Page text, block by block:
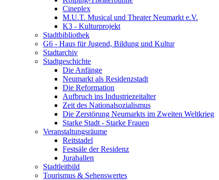
Cineplex
M.U.T. Musical und Theater Neumarkt e.V.
K3 - Kulturprojekt
Stadtbibliothek
G6 - Haus für Jugend, Bildung und Kultur
Stadtarchiv
Stadtgeschichte
Die Anfänge
Neumarkt als Residenzstadt
Die Reformation
Aufbruch ins Industriezeitalter
Zeit des Nationalsozialismus
Die Zerstörung Neumarkts im Zweiten Weltkrieg
Starke Stadt - Starke Frauen
Veranstaltungsräume
Reitstadel
Festsäle der Residenz
Jurahallen
Stadtleitbild
Tourismus & Sehenswertes